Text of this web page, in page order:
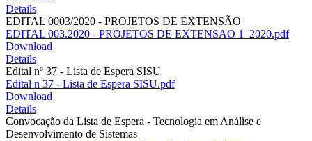
Details
EDITAL 0003/2020 - PROJETOS DE EXTENSÃO
EDITAL 003.2020 - PROJETOS DE EXTENSAO 1_2020.pdf
Download
Details
Edital nº 37 - Lista de Espera SISU
Edital n 37 - Lista de Espera SISU.pdf
Download
Details
Convocação da Lista de Espera - Tecnologia em Análise e
Desenvolvimento de Sistemas